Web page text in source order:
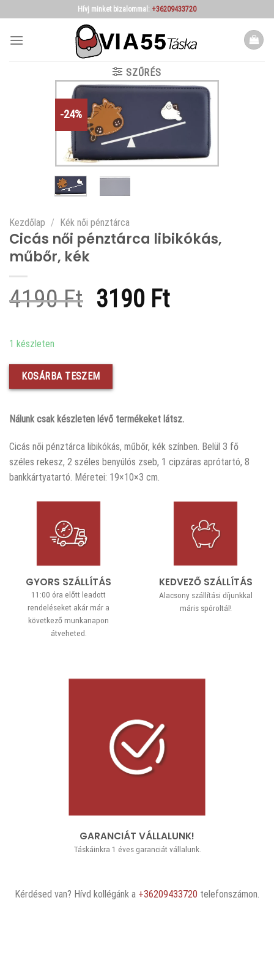
to
content
Hívj minket bizalommal: +36209433720
SZŰRÉS
-24%
Kezdőlap / Kék női pénztárca
Cicás női pénztárca libikókás,
műbőr, kék
4190Ft Original
4190 Ft.
3190 FtCurrent
1 készleten
KOSÁRBA TESZEM
Nálunk csak készleten lévő termékeket látsz.
Cicás női pénztárca libikókás, műbőr, kék színben. Belül 3 fő
széles rekesz, 2 széles benyúlós zseb, 1 cipzáras aprótartó, 8
bankkártyatartó. Méretei: 19×10×3 cm.
GYORS SZÁLLÍTÁS
11:00 óra előtt leadott
rendeléseket akár már a
következő munkanapon
átveheted.
KEDVEZŐ SZÁLLÍTÁS
Alacsony szállítási díjunkkal
máris spóroltál!
GARANCIÁT VÁLLALUNK!
Táskáinkra 1 éves garanciát vállalunk.
Kérdésed van? Hívd kollégánk a +36209433720 telefonszámon.